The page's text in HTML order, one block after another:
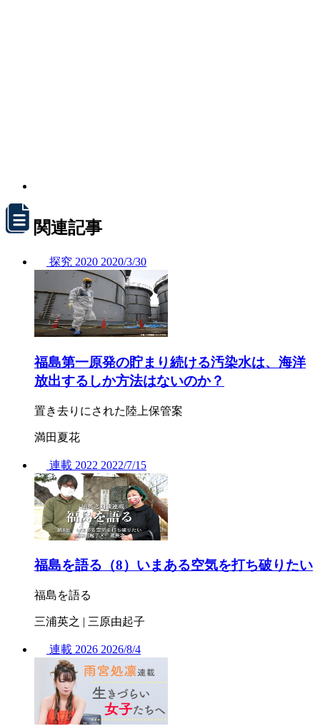
関連記事
探究 2020 2020/3/30
福島第一原発の貯まり続ける汚染水は、海洋
放出するしか方法はないのか？
置き去りにされた陸上保管案
満田夏花
連載 2022 2022/7/15
福島を語る（8）いまある空気を打ち破りたい
福島を語る
三浦英之 | 三原由起子
連載 2026 2026/8/4